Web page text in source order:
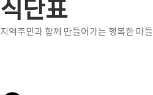
식단표
지역주민과 함께 만들어가는 행복한 마들